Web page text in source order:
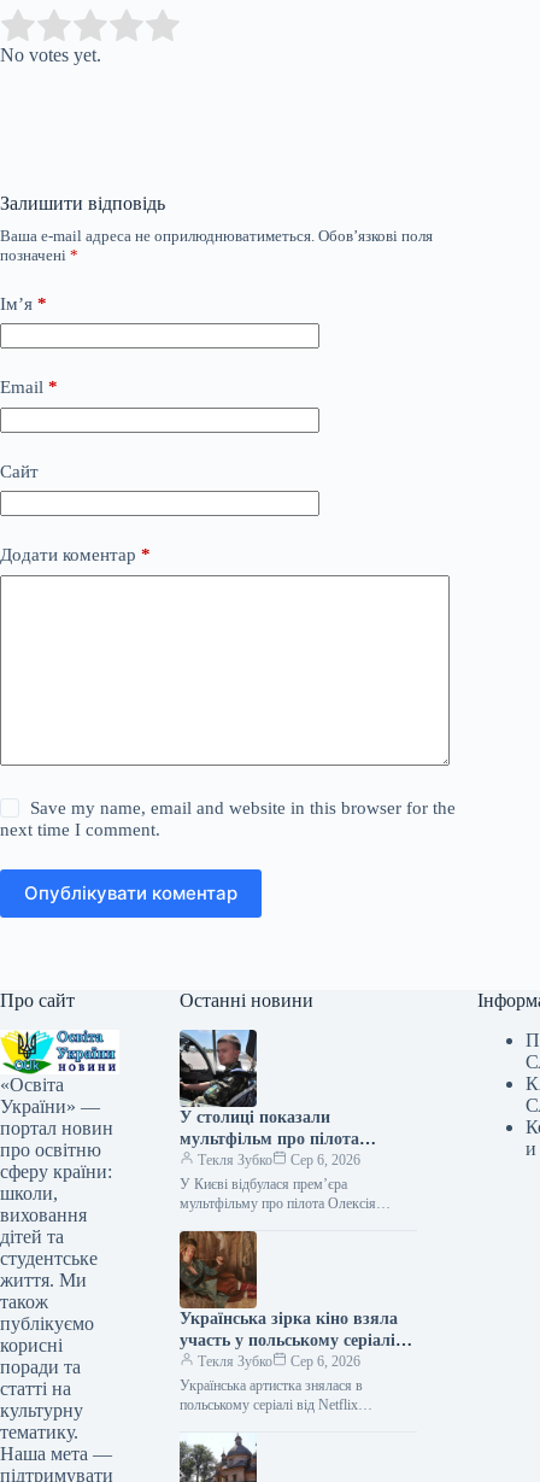
Rate this item:
No votes yet.
Залишити відповідь
Ваша e-mail адреса не оприлюднюватиметься. Обов’язкові поля
позначені *
Ім’я *
Email *
Сайт
Додати коментар *
Save my name, email and website in this browser for the
next time I comment.
Опублікувати коментар
Про сайт
«Освіта
України» —
портал новин
про освітню
сферу країни:
школи,
виховання
дітей та
студентське
життя. Ми
також
публікуємо
корисні
поради та
статті на
культурну
тематику.
Наша мета —
підтримувати
Останні новини
У столиці показали
мультфільм про пілота
Олексія «Мунфіша» Меся
Текля Зубко
Сер 6, 2026
У Києві відбулася прем’єра
мультфільму про пілота Олексія
20:51 Укрінформ В Музеї війни
представили перший анімаційний…
Українська зірка кіно взяла
участь у польському серіалі
від Netflix
Текля Зубко
Сер 6, 2026
Українська артистка знялася в
польському серіалі від Netflix
Українська артистка Оксана
Черкашина, відома за ролями у
и